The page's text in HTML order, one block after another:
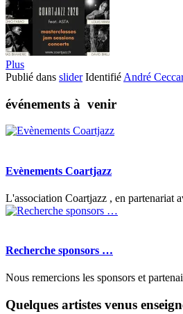
Plus
Publié dans slider Identifié André
événements à venir
Evènements Coartjazz
L'association Coartjazz , en partenariat
Recherche sponsors …
Nous remercions les sponsors et
Quelques artistes venus